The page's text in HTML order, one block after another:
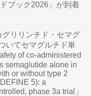
ブック2026」が到着
リリンチド・セマグ
いてセマグルチド単
of co-administered
semaglutide alone in
or without type 2
5): a
phase 3a trial」